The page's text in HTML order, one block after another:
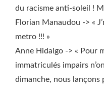
du racisme anti-soleil !
Florian Manaudou -> «
metro !!! »
Anne Hidalgo -> « Pour
immatriculés impairs
dimanche, nous lançons